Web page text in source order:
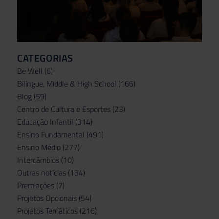
CATEGORIAS
Be Well (6)
Bilíngue, Middle & High School (166)
Blog (59)
Centro de Cultura e Esportes (23)
Educação Infantil (314)
Ensino Fundamental (491)
Ensino Médio (277)
Intercâmbios (10)
Outras notícias (134)
Premiações (7)
Projetos Opcionais (54)
Projetos Temáticos (216)